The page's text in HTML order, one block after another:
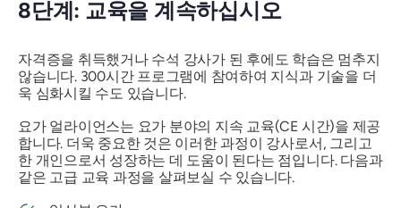
8단계: 교육을 계속하십시오
자격증을 취득했거나 수석 강사가 된 후에도 학습은 멈추지
않습니다. 300시간 프로그램에 참여하여 지식과 기술을 더
욱 심화시킬 수도 있습니다.
요가 얼라이언스는 요가 분야의 지속 교육(CE 시간)을 제공
합니다. 더욱 중요한 것은 이러한 과정이 강사로서, 그리고
한 개인으로서 성장하는 데 도움이 된다는 점입니다. 다음과
같은 고급 교육 과정을 살펴보실 수 있습니다.